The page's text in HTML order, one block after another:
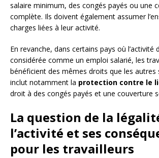
salaire minimum, des congés payés ou une
complète. Ils doivent également assumer
charges liées à leur activité.
En revanche, dans certains pays où l’activité
considérée comme un emploi salarié, les
bénéficient des mêmes droits que les autres
inclut notamment la protection contre le
droit à des congés payés et une couverture
La question de la
l’activité et ses
pour les travailleurs